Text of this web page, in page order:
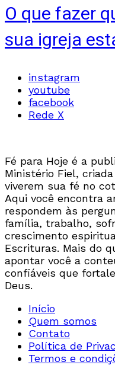
O que fazer
sua igreja
instagram
youtube
facebook
Rede X
Fé para Hoje é a
Ministério Fiel,
viverem sua fé no
Aqui você encontra
respondem às
família, trabalho,
crescimento
Escrituras. Mais do
apontar você a
confiáveis que
Deus.
Início
Quem somos
Contato
Política de
Termos e